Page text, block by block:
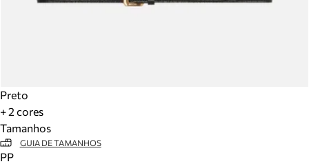
Preto
+ 2 cores
Tamanhos
GUIA DE TAMANHOS
PP